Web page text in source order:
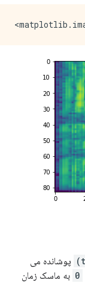
پوشانده می
0 به ماسک زمان